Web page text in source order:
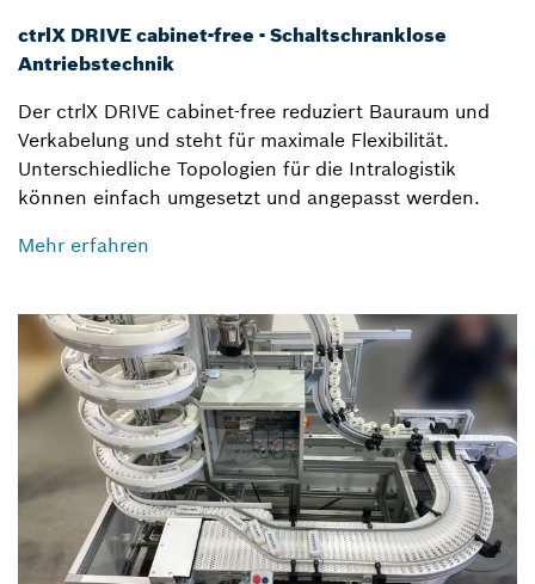
ctrlX DRIVE cabinet-free - Schaltschranklose
Antriebstechnik
Der ctrlX DRIVE cabinet-free reduziert Bauraum und
Verkabelung und steht für maximale Flexibilität.
Unterschiedliche Topologien für die Intralogistik
können einfach umgesetzt und angepasst werden.
Mehr erfahren